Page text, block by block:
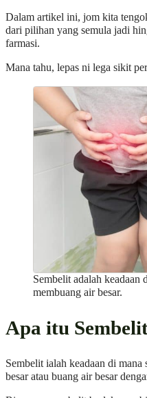
Dalam artikel ini, jom kita
dari pilihan yang semula jadi
farmasi.
Mana tahu, lepas ni lega sikit
Sembelit adalah
membuang air besar.
Apa itu
Sembelit ialah keadaan di
besar atau buang air besar